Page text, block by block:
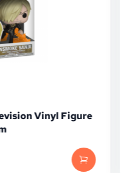
Vinyl Figure